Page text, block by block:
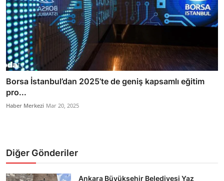
Borsa İstanbul’dan 2025’te de geniş kapsamlı eğitim
pro...
Haber Merkezi Mar 20, 2025
Diğer Gönderiler
Ankara Büyükşehir Belediyesi Yaz